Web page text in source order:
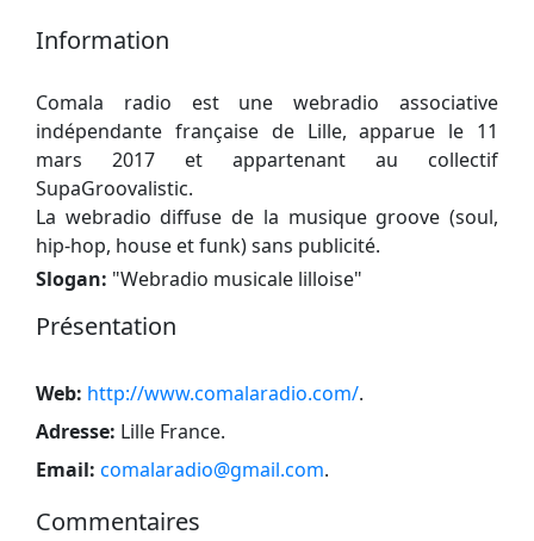
Information
Comala radio est une webradio associative
indépendante française de Lille, apparue le 11
mars 2017 et appartenant au collectif
SupaGroovalistic.
La webradio diffuse de la musique groove (soul,
hip-hop, house et funk) sans publicité.
Slogan: "Webradio musicale lilloise"
Présentation
Web: http://www.comalaradio.com/.
Adresse: Lille France.
Email: comalaradio@gmail.com.
Commentaires